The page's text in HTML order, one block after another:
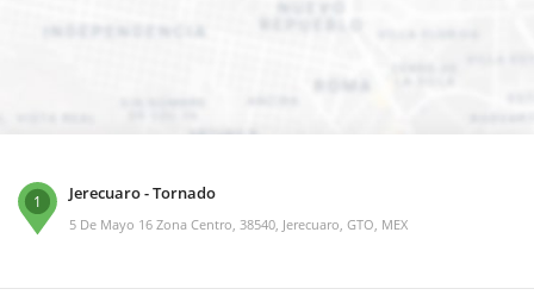
1 Jerecuaro - Tornado
5 De Mayo 16 Zona Centro, 38540, Jerecuaro, GTO, MEX